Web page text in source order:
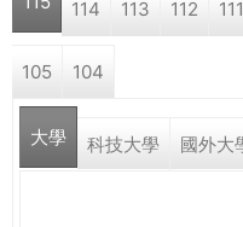
學a
r
e
114 113 112 111
105 104
大學 科技大學 國外大